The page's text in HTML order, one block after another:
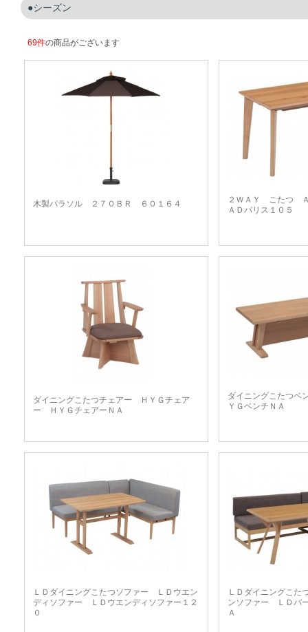
シーズン
69件の商品がございます
木製パラソル ２７０ＢＲ ６０１６４
２ＷＡＹ こたつ
ＡＤパリス１０５
ダイニングこたつチェアー ＨＹＧチェア
ー ＨＹＧチェアーＮＡ
ダイニングこたつ
ＹＧベンチＮＡ
ＬＤダイニングこたつソファー ＬＤウエン
ディソファー ＬＤウエンディソファー１２
０
ＬＤダイニングこ
ンソファー ＬＤバ
Ａ